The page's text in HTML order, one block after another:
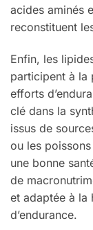
acides aminés
reconstituent
Enfin, les
participent à la
efforts
clé dans la
issus de
ou les
une bonne
de
et adaptée à la
d’endurance.